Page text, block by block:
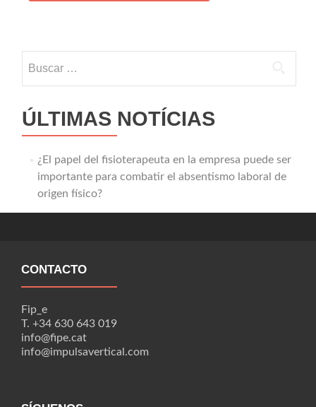
ÚLTIMAS NOTÍCIAS
¿El papel del fisioterapeuta en la empresa puede ser
importante para combatir el absentismo laboral de
origen físico?
CONTACTO
Fip_e
T. +34 630 643 019
info@fipe.cat
info@impulsavertical.com